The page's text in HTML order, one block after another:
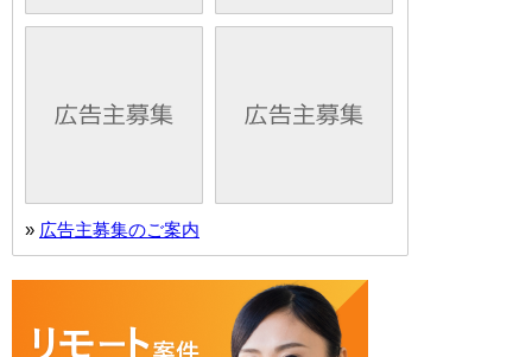
» 広告主募集のご案内